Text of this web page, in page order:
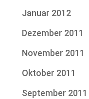
Januar 2012
Dezember 2011
November 2011
Oktober 2011
September 2011